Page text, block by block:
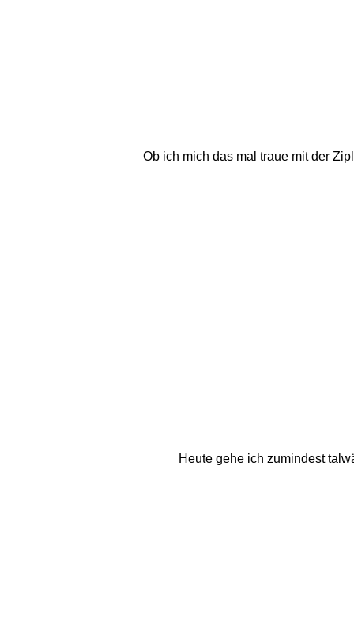
Ob ich mich das mal traue mit der
Heute gehe ich zumindest